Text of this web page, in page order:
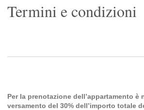
Termini e condizioni
Per la prenotazione dell’appartamento è
versamento del 30% dell’importo totale